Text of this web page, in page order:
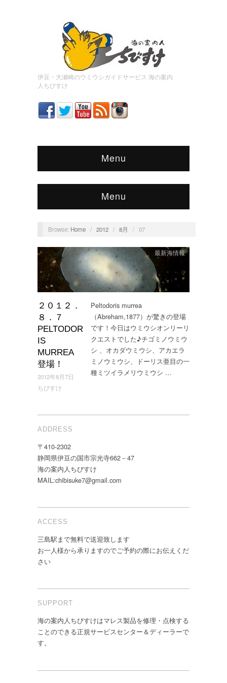
伊豆・大瀬崎のウミウシガイドサービス 海の案内
人ちびすけ
Menu
Menu
Browse: Home / 2012 / 8月 / 07
２０１２．
８．７
PELTODOR
IS
MURREA
登場！
2012年8月7日
ちびすけ
最新海情報
Peltodoris murrea
（Abreham,1877）が驚きの登場
です！今日はウミウシオンリーリ
クエストでした♪チゴミノウミウ
シ 、オカダウミウシ、アカエラ
ミノウミウシ、ドーリス亜目の一
種ミツイラメリウミウシ …
ADDRESS
〒410-2302
静岡県伊豆の国市宗光寺662－47
海の案内人ちびすけ
MAIL:chibisuke7@gmail.com
ACCESS
三島駅まで無料で送迎致します
お一人様から承りますのでご予約の際にお伝えくだ
さい
SUPPORT
海の案内人ちびすけはマレス製品を修理・点検する
ことのできる正規サービスセンター＆ディーラーで
す。